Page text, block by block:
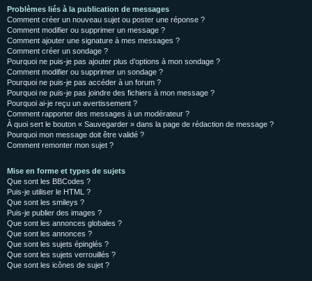
Problèmes liés à la publication de messages
Comment créer un nouveau sujet ou poster une réponse ?
Comment modifier ou supprimer un message ?
Comment ajouter une signature à mes messages ?
Comment créer un sondage ?
Pourquoi ne puis-je pas ajouter plus d’options à mon sondage ?
Comment modifier ou supprimer un sondage ?
Pourquoi ne puis-je pas accéder à un forum ?
Pourquoi ne puis-je pas joindre des fichiers à mon message ?
Pourquoi ai-je reçu un avertissement ?
Comment rapporter des messages à un modérateur ?
À quoi sert le bouton « Sauvegarder » dans la page de rédaction de message ?
Pourquoi mon message doit être validé ?
Comment remonter mon sujet ?
Mise en forme et types de sujets
Que sont les BBCodes ?
Puis-je utiliser le HTML ?
Que sont les smileys ?
Puis-je publier des images ?
Que sont les annonces globales ?
Que sont les annonces ?
Que sont les sujets épinglés ?
Que sont les sujets verrouillés ?
Que sont les icônes de sujet ?